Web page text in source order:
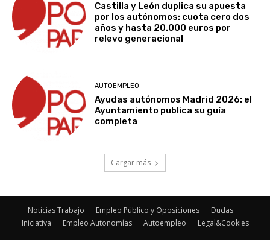
Castilla y León duplica su apuesta
por los autónomos: cuota cero dos
años y hasta 20.000 euros por
relevo generacional
AUTOEMPLEO
Ayudas autónomos Madrid 2026: el
Ayuntamiento publica su guía
completa
Cargar más
Noticias Trabajo Empleo Público y Oposiciones
Dudas
Iniciativa
Empleo Autonomías Autoempleo Legal&Cookies